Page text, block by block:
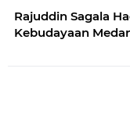
Rajuddin Sagala
Kebudayaan